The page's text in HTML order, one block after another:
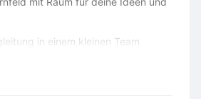
in einem kleinen Team
(Büro in Olten in